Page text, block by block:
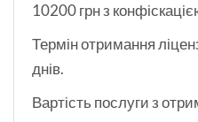
10200 грн з
Термін отримання
днів.
Вартість послуги з